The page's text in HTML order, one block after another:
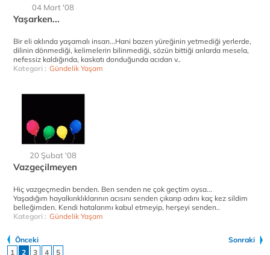
04 Mart '08
Yaşarken...
Bir eli aklında yaşamalı insan...Hani bazen yüreğinin yetmediği yerlerde,
dilinin dönmediği, kelimelerin bilinmediği, sözün bittiği anlarda mesela,
nefessiz kaldığında, kaskatı donduğunda acıdan v..
Kategori : Gündelik Yaşam
20 Şubat '08
Vazgeçilmeyen
Hiç vazgeçmedin benden. Ben senden ne çok geçtim oysa...
Yaşadığım hayalkırıklıklarının acısını senden çıkarıp adını kaç kez sildim
belleğimden. Kendi hatalarımı kabul etmeyip, herşeyi senden..
Kategori : Gündelik Yaşam
Önceki
Sonraki
1
2 3 4 5